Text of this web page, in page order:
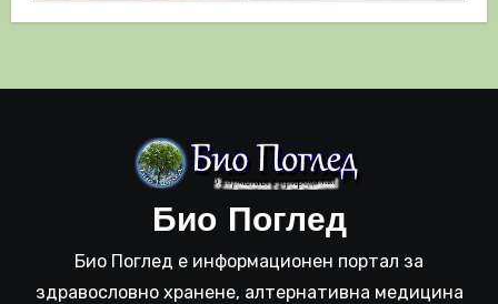
Био Поглед
Био Поглед е информационен портал за
здравословно хранене, алтернативна медицина